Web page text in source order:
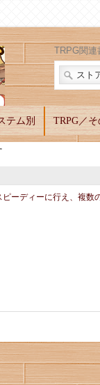
TRPG関連
テム別 TRPG／
ーディーに行え、複数